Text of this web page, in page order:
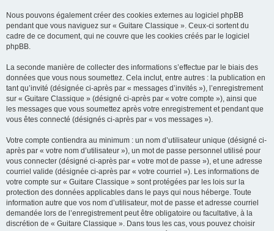
Nous pouvons également créer des cookies externes au logiciel phpBB
pendant que vous naviguez sur « Guitare Classique ». Ceux-ci sortent du
cadre de ce document, qui ne couvre que les cookies créés par le logiciel
phpBB.
La seconde manière de collecter des informations s’effectue par le biais des
données que vous nous soumettez. Cela inclut, entre autres : la publication en
tant qu’invité (désignée ci-après par « messages d’invités »), l’enregistrement
sur « Guitare Classique » (désigné ci-après par « votre compte »), ainsi que
les messages que vous soumettez après votre enregistrement et pendant que
vous êtes connecté (désignés ci-après par « vos messages »).
Votre compte contiendra au minimum : un nom d’utilisateur unique (désigné ci-
après par « votre nom d’utilisateur »), un mot de passe personnel utilisé pour
vous connecter (désigné ci-après par « votre mot de passe »), et une adresse
courriel valide (désignée ci-après par « votre courriel »). Les informations de
votre compte sur « Guitare Classique » sont protégées par les lois sur la
protection des données applicables dans le pays qui nous héberge. Toute
information autre que vos nom d’utilisateur, mot de passe et adresse courriel
demandée lors de l’enregistrement peut être obligatoire ou facultative, à la
discrétion de « Guitare Classique ». Dans tous les cas, vous pouvez choisir